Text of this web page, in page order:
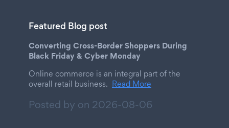
Featured Blog post
Converting Cross-Border Shoppers During
Black Friday & Cyber Monday
Online commerce is an integral part of the
overall retail business. Read More
Posted by on 2026-08-06